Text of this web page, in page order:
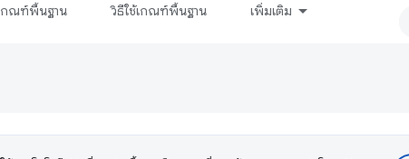
กณฑ์พื้นฐาน วิธีใช้เกณฑ์พื้นฐาน เพิ่มเติม